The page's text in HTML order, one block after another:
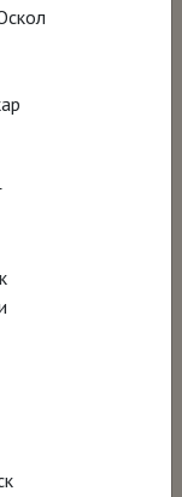
проводят
искусства
Босх
и подчас
отдела
в
фильмом